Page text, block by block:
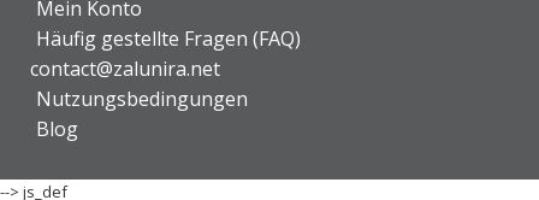
Mein Konto
Häufig gestellte Fragen (FAQ)
contact@zalunira.net
Nutzungsbedingungen
Blog
--> js_def